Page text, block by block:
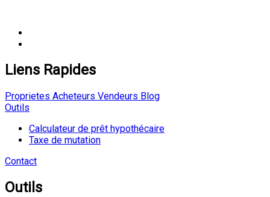
Liens Rapides
Proprietes Acheteurs Vendeurs Blog
Outils
Calculateur de prêt hypothécaire
Taxe de mutation
Contact
Outils